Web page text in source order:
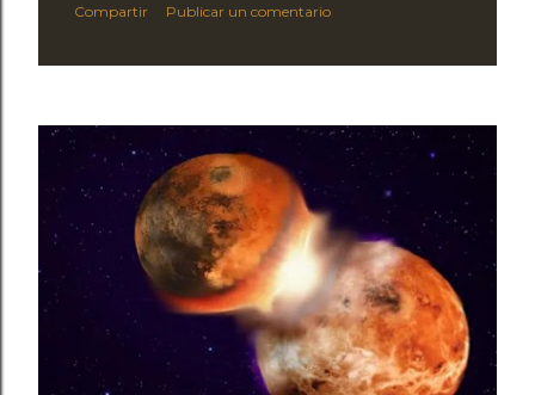
Compartir Publicar un comentario